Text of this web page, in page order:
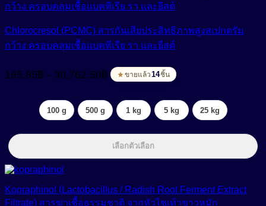
Chlorocresol (PCMC) สารกันเสียประสิทธิภาพสูงสเปกตรัม
กว้าง ครอบคลุมเชื้อแบคทีเรีย รา และยีสต์
165.85฿ – 30,762.50฿ range:
through
30,762.50฿
ขายแล้ว14ชิ้น
100 g 500 g 1 kg 5 kg 25 kg
เลือกตัวเลือก
Kopraphinol (Lactobacillus / Radish Root Ferment Extract
Filtrate) สารฆ่าเชื้อธรรมชาติ จากหัวไชเท้าขาวหมัก